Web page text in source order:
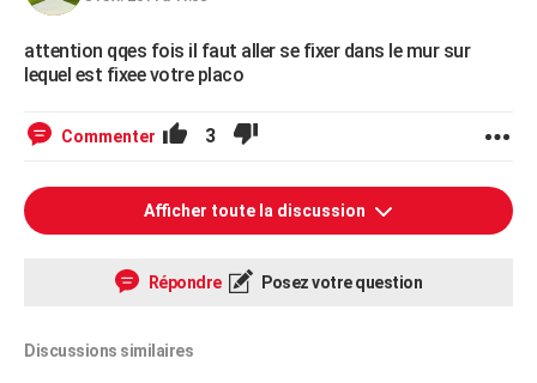
attention qqes fois il faut aller se fixer dans le mur sur
lequel est fixee votre placo
Commenter 3
Afficher toute la discussion
Répondre Posez votre question
Discussions similaires